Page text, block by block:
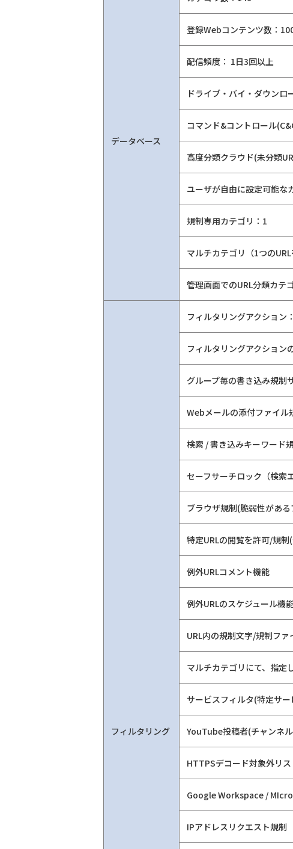
データベース
登録Webコンテンツ数：
配信頻度： 1日3回以上
ドライブ・バイ・ダウンロ
コマンド&コントロール
高度分類クラウド(未分類
ユーザが自由に設定可能な
規制専用カテゴリ：1
マルチカテゴリ（1つの
管理画面でのURL分類カテ
フィルタリング
フィルタリングアクション
フィルタリングアクショ
グループ毎の書き込み規制
Webメールの添付ファイル
検索 / 書き込みキーワード
セーフサーチロック（検索
ブラウザ規制(脆弱性があ
特定URLの閲覧を許可/規
例外URLコメント機能
例外URLのスケジュール機
URL内の規制文字/規制ファ
マルチカテゴリにて、指定
サービスフィルタ(特定サ
YouTube投稿者(チャンネ
HTTPSデコード対象外リ
Google Workspace /
IPアドレスリクエスト規制